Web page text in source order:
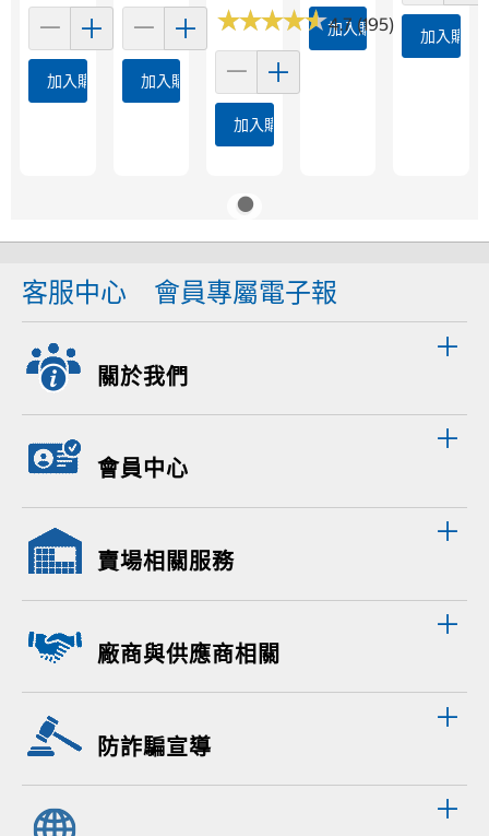
加入購物車 加入購物車
★★★★★
★★★★★4.7 (195)
加入購物車
加入購物車 加入購物
客服中心 會員專屬電子報
關於我們
會員中心
賣場相關服務
廠商與供應商相關
防詐騙宣導